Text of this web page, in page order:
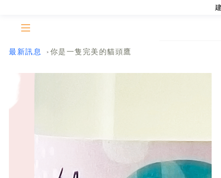
最新訊息 > 你是一隻完美的貓頭鷹